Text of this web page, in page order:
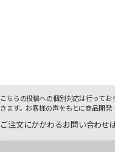
こちらの投稿への個別対応は行って
きます。お客様の声をもとに商品開発
ご注文にかかわるお問い合わせ